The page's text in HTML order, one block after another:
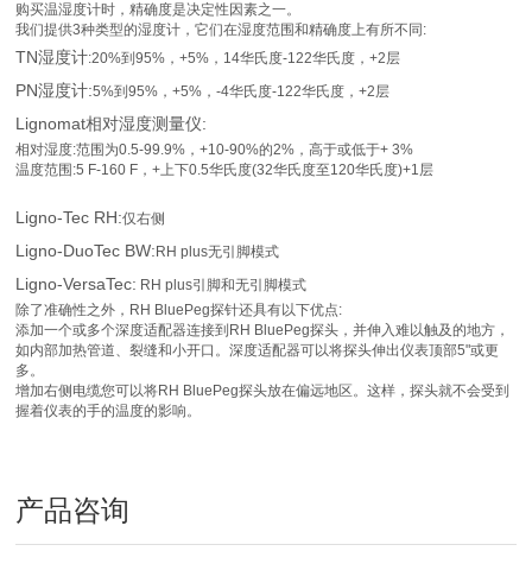
购买温湿度计时，精确度是决定性因素之一。
我们提供3种类型的湿度计，它们在湿度范围和精确度上有所不同:
TN湿度计:20%到95%，+5%，14华氏度-122华氏度，+2层
PN湿度计:5%到95%，+5%，-4华氏度-122华氏度，+2层
Lignomat相对湿度测量仪:
相对湿度:范围为0.5-99.9%，+10-90%的2%，高于或低于+ 3%
温度范围:5 F-160 F，+上下0.5华氏度(32华氏度至120华氏度)+1层
Ligno-Tec RH:仅右侧
Ligno-DuoTec BW: RH plus无引脚模式
Ligno-VersaTec: RH plus引脚和无引脚模式
除了准确性之外，RH BluePeg探针还具有以下优点:
添加一个或多个深度适配器连接到RH BluePeg探头，并伸入难以触及的地方，
如内部加热管道、裂缝和小开口。深度适配器可以将探头伸出仪表顶部5"或更
多。
增加右侧电缆您可以将RH BluePeg探头放在偏远地区。这样，探头就不会受到
握着仪表的手的温度的影响。
产品咨询